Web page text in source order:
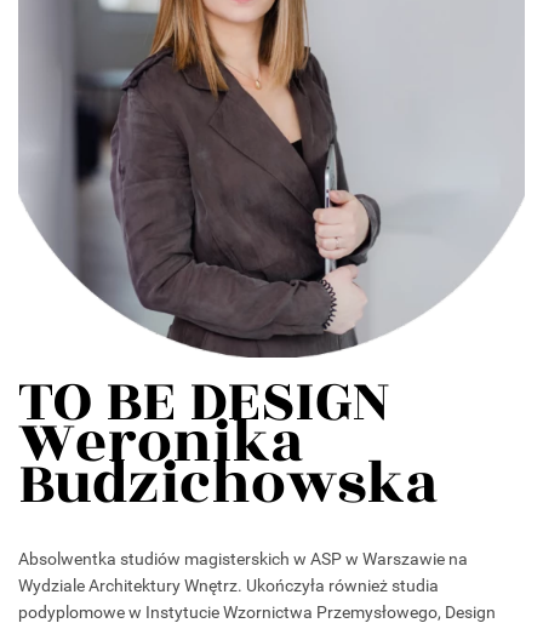
TO BE DESIGN
Weronika
Budzichowska
Absolwentka studiów magisterskich w ASP w Warszawie na
Wydziale Architektury Wnętrz. Ukończyła również studia
podyplomowe w Instytucie Wzornictwa Przemysłowego, Design